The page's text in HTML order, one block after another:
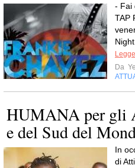
- Fai
TAP
Da
HUMANA per gli
e del Sud del
In
di